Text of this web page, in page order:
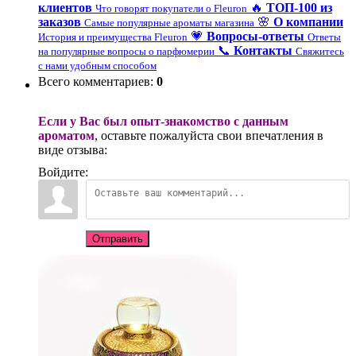
клиентов Что говорят покупатели о Fleuron 🔥 ТОП-100 из
заказов Самые популярные ароматы магазина 🌸 О компании
История и преимущества Fleuron 💗 Вопросы-ответы Ответы
на популярные вопросы о парфюмерии 📞 Контакты Свяжитесь
с нами удобным способом
Всего комментариев: 0
Если у Вас был опыт-знакомство с данным
ароматом, оставьте пожалуйста свои впечатления в
виде отзыва:
Войдите:
Отправить